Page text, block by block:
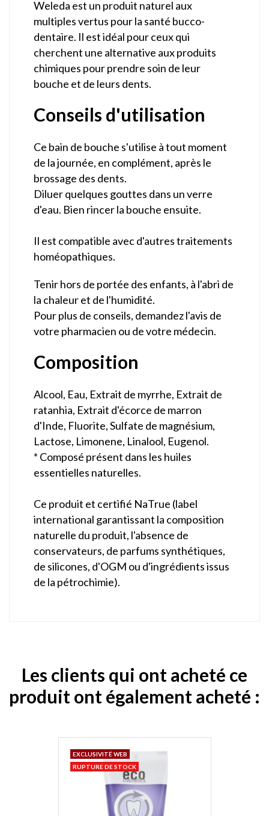
Weleda est un produit naturel aux
multiples vertus pour la santé bucco-
dentaire. Il est idéal pour ceux qui
cherchent une alternative aux produits
chimiques pour prendre soin de leur
bouche et de leurs dents.
Conseils d'utilisation
Ce bain de bouche s'utilise à tout moment
de la journée, en complément, après le
brossage des dents.
Diluer quelques gouttes dans un verre
d'eau. Bien rincer la bouche ensuite.
Il est compatible avec d'autres traitements
homéopathiques.
Tenir hors de portée des enfants, à l'abri de
la chaleur et de l'humidité.
Pour plus de conseils, demandez l'avis de
votre pharmacien ou de votre médecin.
Composition
Alcool, Eau, Extrait de myrrhe, Extrait de
ratanhia, Extrait d'écorce de marron
d'Inde, Fluorite, Sulfate de magnésium,
Lactose, Limonene, Linalool, Eugenol.
* Composé présent dans les huiles
essentielles naturelles.
Ce produit et certifié NaTrue (label
international garantissant la composition
naturelle du produit, l'absence de
conservateurs, de parfums synthétiques,
de silicones, d'OGM ou d'ingrédients issus
de la pétrochimie).
Les clients qui ont acheté ce
produit ont également acheté :
EXCLUSIVITÉ WEB
RUPTURE DE STOCK